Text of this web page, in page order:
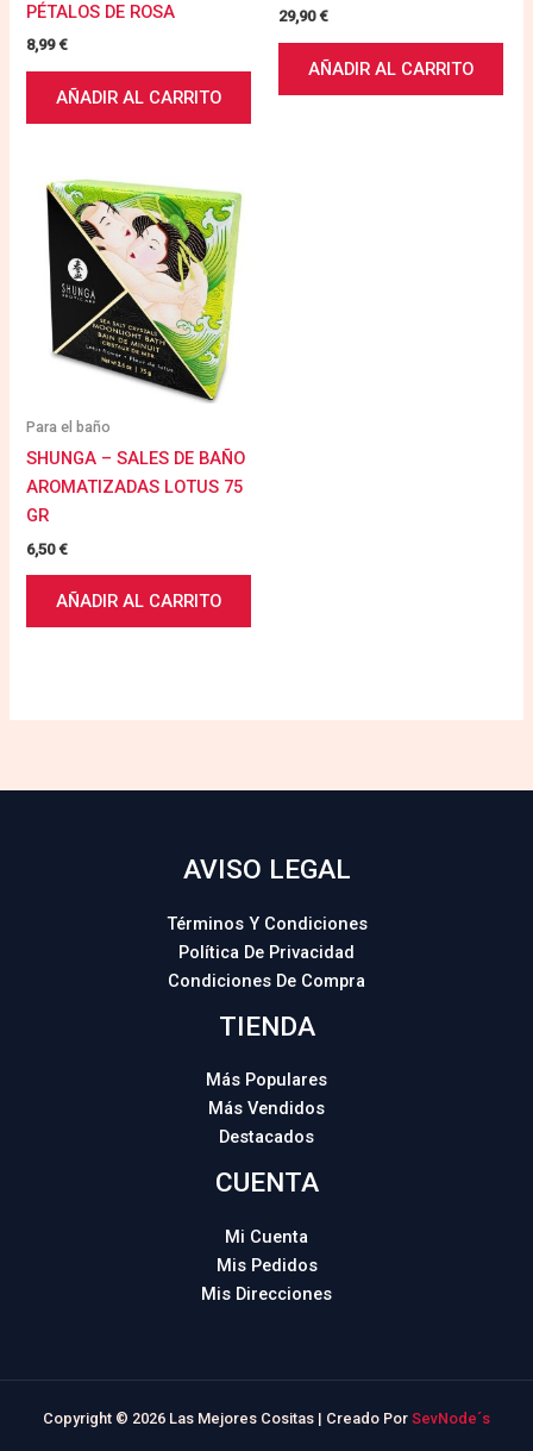
PÉTALOS DE ROSA
8,99€
AÑADIR AL CARRITO
29,90€
AÑADIR AL CARRITO
Para el baño
SHUNGA – SALES DE BAÑO
AROMATIZADAS LOTUS 75
GR
6,50€
AÑADIR AL CARRITO
AVISO LEGAL
Términos Y Condiciones
Política De Privacidad
Condiciones De Compra
TIENDA
Más Populares
Más Vendidos
Destacados
CUENTA
Mi Cuenta
Mis Pedidos
Mis Direcciones
Copyright © 2026 Las Mejores Cositas | Creado Por SevNode´s